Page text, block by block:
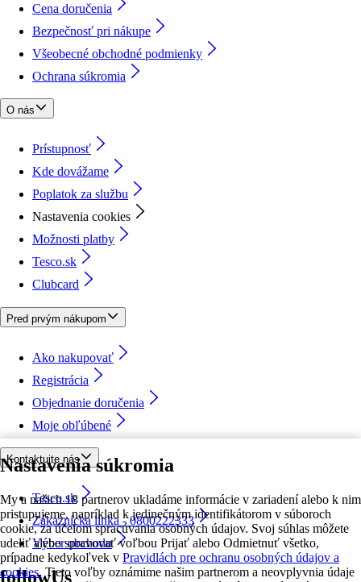
Nastavenia súkromia
My a našich 18 partnerov ukladáme informácie v zariadení alebo k nim
pristupujeme, napríklad k jedinečným identifikátorom v súboroch
cookie, za účelom spracúvania osobných údajov. Svoj súhlas môžete
udeliť alebo spravovať voľbou Prijať alebo Odmietnuť všetko,
prípadne kedykoľvek v Pravidlách pre ochranu osobných údajov a
cookies. Tieto voľby oznámime našim partnerom a neovplyvnia údaje
Cena doručenia
Bezpečnosť pri nákupe
Všeobecné obchodné podmienky
Ochrana súkromia
O nás
Prístupnosť
Kde dovážame
Poplatok za službu
Nastavenia cookies
Možnosti platby
Tesco.sk
Clubcard
Pred prvým nákupom
Ako nakupovať
Registrácia
Objednanie doručenia
Moje obľúbené
Kontaktujte nás
Tesco.sk
Zákaznícka linka - 0800222333
Výber obchodu
followUs